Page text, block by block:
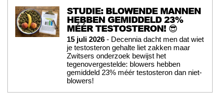
STUDIE: BLOWENDE MANNEN
HEBBEN GEMIDDELD 23%
MÉÉR TESTOSTERON! 😎
15 juli 2026 - Decennia dacht men dat wiet
je testosteron gehalte liet zakken maar
Zwitsers onderzoek bewijst het
tegenovergestelde: blowers hebben
gemiddeld 23% méér testosteron dan niet-
blowers!